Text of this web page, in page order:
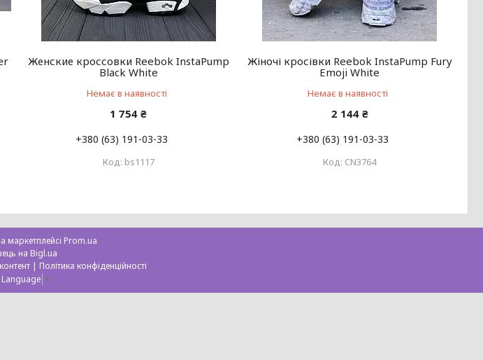
Женские кроссовки Reebok InstaPump
Black White
Немає в наявності
1 754 ₴
+380 (63) 191-03-33
bs1117
Жіночі кросівки Reebok InstaPump Fury
Emoji White
Немає в наявності
2 144 ₴
+380 (63) 191-03-33
CN3764
маркетплейсі Prom.ua
на Bigl.ua
| Політика конфіденційності
Language ▼